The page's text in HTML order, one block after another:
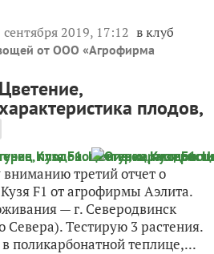
сентября 2019, 17:12 в клуб
от ООО «Агрофирма
плодов,
третий отчет о
F1 от агрофирмы Аэлита.
— г. Северодвинск
Севера). Тестирую 3 растения.
поликарбонатной теплице,...